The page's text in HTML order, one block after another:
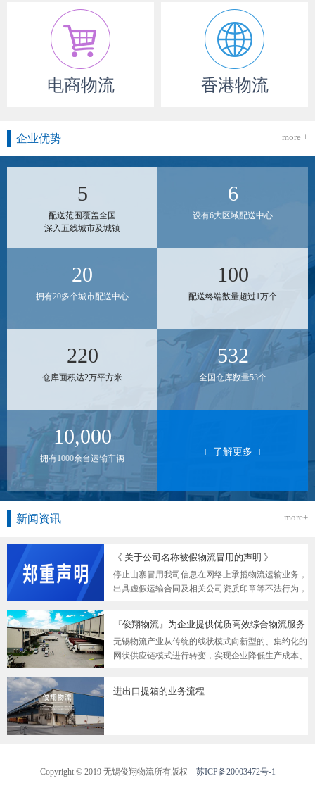
电商物流 香港物流
企业优势 more +
5
配送范围覆盖全国
深入五线城市及城镇
6
设有6大区域配送中心
20
拥有20多个城市配送中心
100
配送终端数量超过1万个
220
仓库面积达2万平方米
532
全国仓库数量53个
10,000
拥有1000余台运输车辆
了解更多
新闻资讯 more+
《 关于公司名称被假物流冒用的声明 》
停止山寨冒用我司信息在网络上承揽物流运输业务，
出具虚假运输合同及相关公司资质印章等不法行为，
『俊翔物流』为企业提供优质高效综合物流服务
无锡物流产业从传统的线状模式向新型的、集约化的
网状供应链模式进行转变，实现企业降低生产成本、
进出口提箱的业务流程
Copyright © 2019 无锡俊翔物流所有版权 苏ICP备20003472号-1